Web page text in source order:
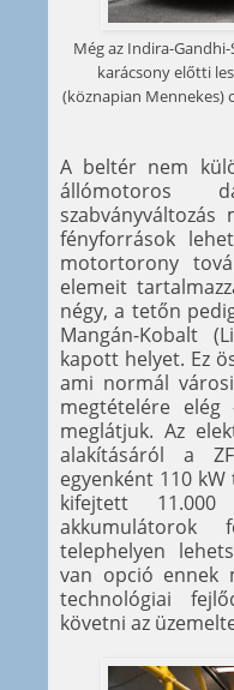
Még az Indira-
karácsony előtti
(köznapian Mennekes)
A beltér nem
állómotoros
fényforrások
motortorony
elemeit
négy, a tetőn
Mangán-Kobalt
kapott helyet. Ez
ami normál
megtételére
meglátjuk. Az
alakításáról a
egyenként 110
kifejtett
akkumulátorok
telephelyen
van opció ennek
technológiai
követni az